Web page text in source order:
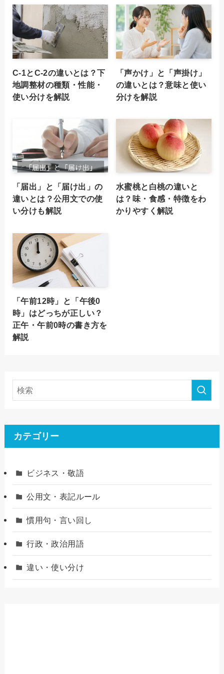
C-1とC-2の違いとは？下
地調整材の種類・性能・
使い分けを解説
「声かけ」と「声掛け」
の違いとは？意味と使い
分けを解説
「届出」と「届け出」の
違いとは？公用文での使
い分けも解説
水蜜桃と白桃の違いと
は？味・食感・特徴をわ
かりやすく解説
「午前12時」と「午後0
時」はどっちが正しい？
正午・午前0時の書き方を
解説
カテゴリー
ビジネス・敬語
公用文・表記ルール
慣用句・言い回し
行政・政治用語
違い・使い分け